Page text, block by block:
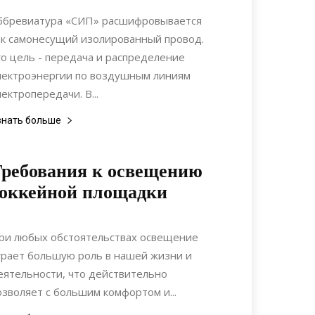
«СИП» расшифровывается
самонесущий изолированный провод.
цель - передача и распределение
по воздушным линиям
В...
больше
к освещению
площадки
12.02.2020
любых обстоятельствах освещение
большую роль в нашей жизни и
что действительно
с большим комфортом и...